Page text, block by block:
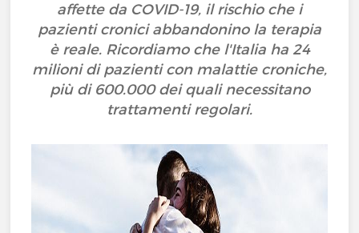
affette da COVID-19, il rischio che i
pazienti cronici abbandonino la terapia
è reale. Ricordiamo che l'Italia ha 24
milioni di pazienti con malattie croniche,
più di 600.000 dei quali necessitano
trattamenti regolari.